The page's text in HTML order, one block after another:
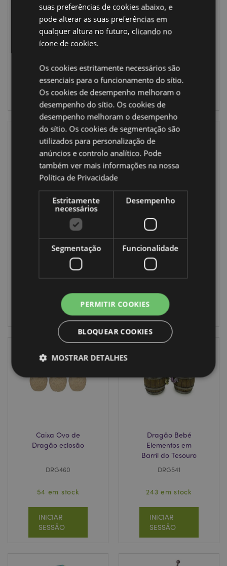
Cálice Decorativo
Garra de Dragão
e Escala
DRG472
INICIAR
SESSÃO
Dragão Mestre
de Espadas -
Dark Legends
DRG457
INICIAR
SESSÃO
Dragões Tesoro -
Elements
DRG551
INICIAR
SESSÃO
Dragão com Livro
- Elements
DRG458
INICIAR
SESSÃO
Caixa Ovo de
Dragão eclosão
DRG460
54 em stock
INICIAR
SESSÃO
Dragão Bebé
Elementos em
Barril do Tesouro
DRG541
243 em stock
INICIAR
SESSÃO
suas preferências de cookies abaixo, e
pode alterar as suas preferências em
qualquer altura no futuro, clicando no
ícone de cookies.
Os cookies estritamente necessários são
essenciais para o funcionamento do sítio.
Os cookies de desempenho melhoram o
desempenho do sítio. Os cookies de
desempenho melhoram o desempenho
do sítio. Os cookies de segmentação são
utilizados para personalização de
anúncios e controlo analítico. Pode
também ver mais informações na nossa
Política de Privacidade
Estritamente
necessários
Desempenho
Segmentação Funcionalidade
PERMITIR COOKIES
BLOQUEAR COOKIES
MOSTRAR DETALHES
Desempenho
Os cookies estritamente necessários permitem
funcionalidades centrais do website, tais como login
de utilizador e gestão de conta. O sítio web não
pode ser utilizado correctamente sem os cookies
.puckator.pt